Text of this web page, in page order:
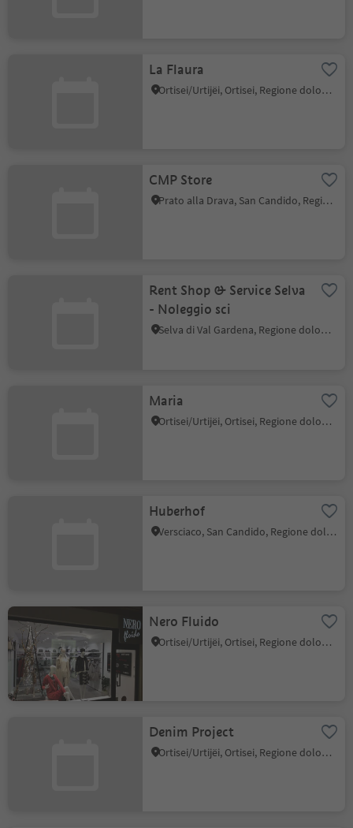
La Flaura
Ortisei/Urtijëi, Ortisei, Regione dolomitica Val Gardena
CMP Store
Prato alla Drava, San Candido, Regione dolomitica 3 Cime
Rent Shop & Service Selva
- Noleggio sci
Selva di Val Gardena, Regione dolomitica Val Gardena
Maria
Ortisei/Urtijëi, Ortisei, Regione dolomitica Val Gardena
Huberhof
Versciaco, San Candido, Regione dolomitica 3 Cime
Nero Fluido
Ortisei/Urtijëi, Ortisei, Regione dolomitica Val Gardena
Denim Project
Ortisei/Urtijëi, Ortisei, Regione dolomitica Val Gardena